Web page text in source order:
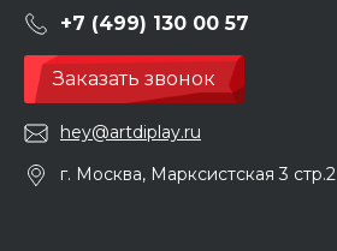
+7 (499) 130 00 57
Заказать звонок
hey@artdiplay.ru
г. Москва, Марксистская 3 стр.2